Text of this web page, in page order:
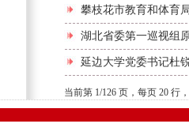
攀枝花市教育和体育
湖北省委第一巡视组
延边大学党委书记杜
当前第 1/126 页，每页 20 行